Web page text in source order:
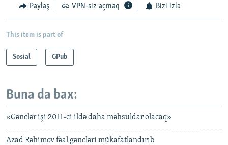
Paylaş VPN-siz açmaq Bizi izlə
This item is part of
Sosial GPub
Buna da bax:
«Gənclər işi 2011-ci ildə daha məhsuldar olacaq»
Azad Rəhimov fəal gəncləri mükafatlandırıb